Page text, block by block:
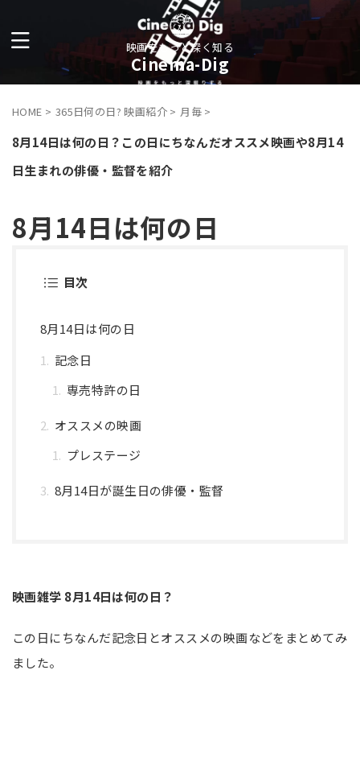
映画をもっと深く知る
Cinema-Dig
HOME > 365日何の日? 映画紹介 > 月毎 >
8月14日は何の日？この日にちなんだオススメ映画や8月14
日生まれの俳優・監督を紹介
8月14日は何の日
目次
8月14日は何の日
記念日
専売特許の日
オススメの映画
プレステージ
8月14日が誕生日の俳優・監督
映画雑学 8月14日は何の日？
この日にちなんだ記念日とオススメの映画などをまとめてみ
ました。